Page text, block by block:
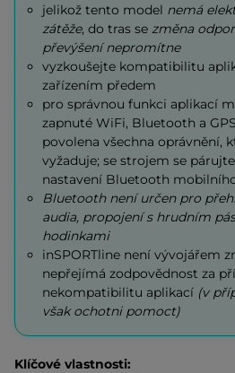
jelikož tento model nemá
zátěže, do tras se změna
převýšení nepromítne
vyzkoušejte kompatibilitu
zařízením předem
pro správnou funkci aplikací
zapnuté WiFi, Bluetooth a
povolena všechna oprávnění,
vyžaduje; se strojem se
nastavení Bluetooth
Bluetooth není určen pro
audia, propojení s hrudním
hodinkami
inSPORTline není vývojářem
nepřejímá zodpovědnost za
nekompatibilitu aplikací (v
však ochotni pomoct)
Klíčové vlastnosti: